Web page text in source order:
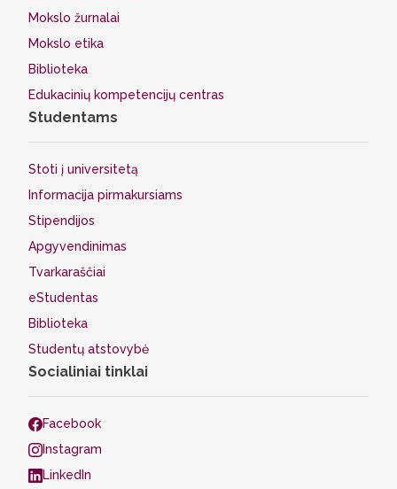
Mokslo žurnalai
Mokslo etika
Biblioteka
Edukacinių kompetencijų centras
Studentams
Stoti į universitetą
Informacija pirmakursiams
Stipendijos
Apgyvendinimas
Tvarkaraščiai
eStudentas
Biblioteka
Studentų atstovybė
Socialiniai tinklai
Facebook
Instagram
LinkedIn